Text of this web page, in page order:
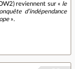
reviennent sur « le
d’indépendance
».